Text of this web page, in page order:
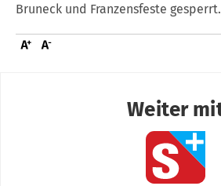
Bruneck und Franzensfeste gesperrt.